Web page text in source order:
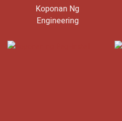
Koponan Ng
Engineering